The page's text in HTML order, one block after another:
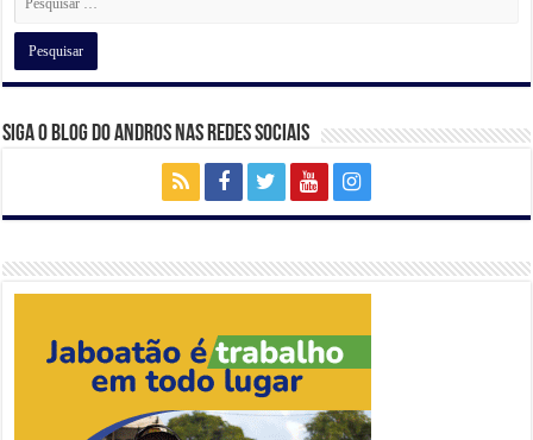
Siga o Blog do Andros nas Redes Sociais